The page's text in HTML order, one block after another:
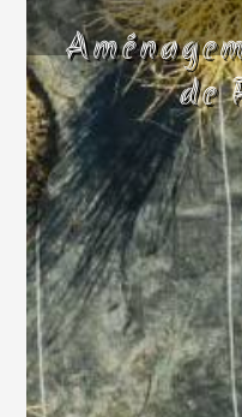
de